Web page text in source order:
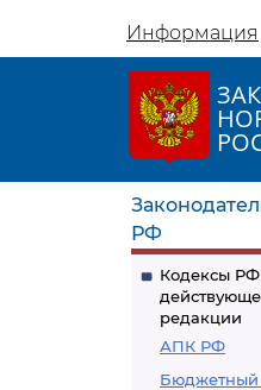
Информация
РФ
Кодексы
редакции
АПК РФ
Бюджетный